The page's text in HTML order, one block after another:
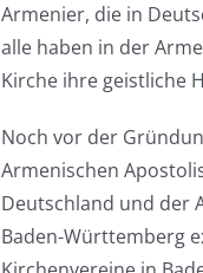
Armenier, die in
alle haben in der
Kirche ihre geistliche
Noch vor der
Armenischen
Deutschland und der
Baden-Württemberg